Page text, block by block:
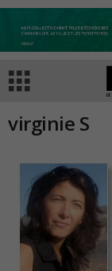
virginie S